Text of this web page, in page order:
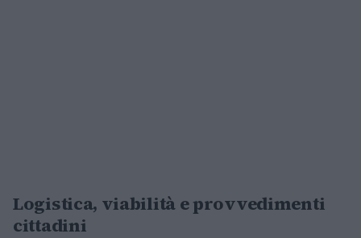
Logistica, viabilità e provvedimenti
cittadini